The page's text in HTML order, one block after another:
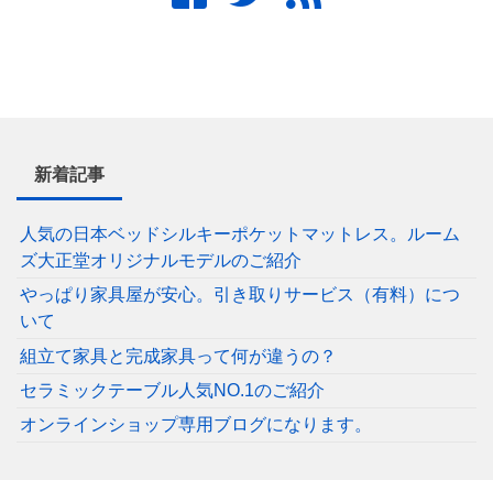
新着記事
人気の日本ベッドシルキーポケットマットレス。ルーム
ズ大正堂オリジナルモデルのご紹介
やっぱり家具屋が安心。引き取りサービス（有料）につ
いて
組立て家具と完成家具って何が違うの？
セラミックテーブル人気NO.1のご紹介
オンラインショップ専用ブログになります。